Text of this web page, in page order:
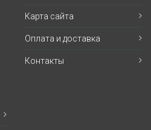
Карта сайта
Оплата и доставка
Контакты